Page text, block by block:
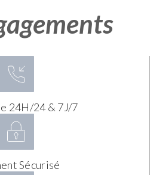
24H/24 & 7J/7
Sécurisé